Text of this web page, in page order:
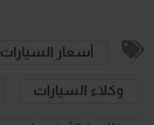
أسعار السيارات
وكلاء السيارات